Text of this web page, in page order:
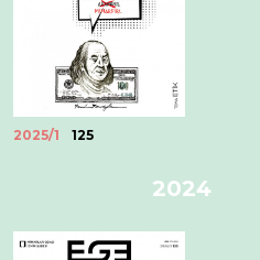
2024
2025/1 125